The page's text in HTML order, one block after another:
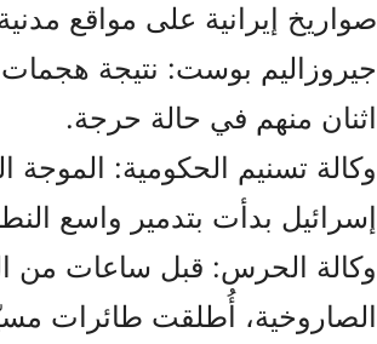
صواريخ إيرانية على مواقع
اثنان منهم في حالة حرجة.
وكالة تسنيم الحكومية: الموجة
إسرائيل بدأت بتدمير واسع
وكالة الحرس: قبل ساعات من
الصاروخية، أُطلقت طائرات